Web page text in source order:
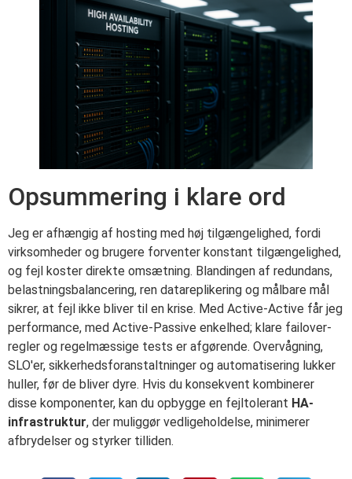
Opsummering i klare ord
Jeg er afhængig af hosting med høj tilgængelighed, fordi
virksomheder og brugere forventer konstant tilgængelighed,
og fejl koster direkte omsætning. Blandingen af redundans,
belastningsbalancering, ren datareplikering og målbare mål
sikrer, at fejl ikke bliver til en krise. Med Active-Active får jeg
performance, med Active-Passive enkelhed; klare failover-
regler og regelmæssige tests er afgørende. Overvågning,
SLO'er, sikkerhedsforanstaltninger og automatisering lukker
huller, før de bliver dyre. Hvis du konsekvent kombinerer
disse komponenter, kan du opbygge en fejltolerant HA-
infrastruktur, der muliggør vedligeholdelse, minimerer
afbrydelser og styrker tilliden.